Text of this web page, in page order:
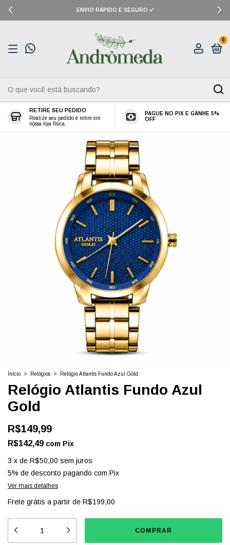
ENVIO RÁPIDO E SEGURO ✅
0
RETIRE SEU PEDIDO
Realize seu pedido e retire em
nossa loja física.
PAGUE NO PIX E GANHE 5%
OFF
Início > Relógios > Relógio Atlantis Fundo Azul Gold
Relógio Atlantis Fundo Azul
Gold
R$149,99
R$142,49 com Pix
3 x de R$50,00 sem juros
5% de desconto pagando com Pix
Ver mais detalhes
Frete grátis a partir de R$199,00